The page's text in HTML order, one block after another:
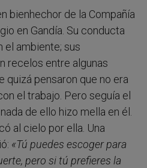
bienhechor de la Compañía
en Gandía. Su conducta
el ambiente; sus
recelos entre algunas
quizá pensaron que no era
el trabajo. Pero seguía el
de ello hizo mella en él.
al cielo por ella. Una
«Tú puedes escoger para
pero si tú prefieres la